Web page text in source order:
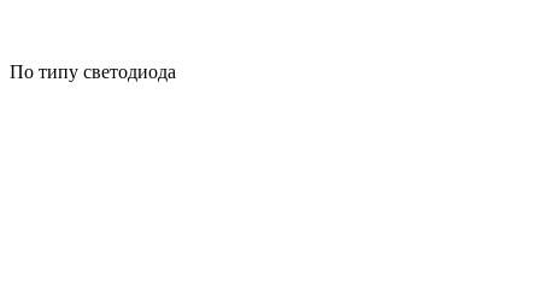
По типу светодиода